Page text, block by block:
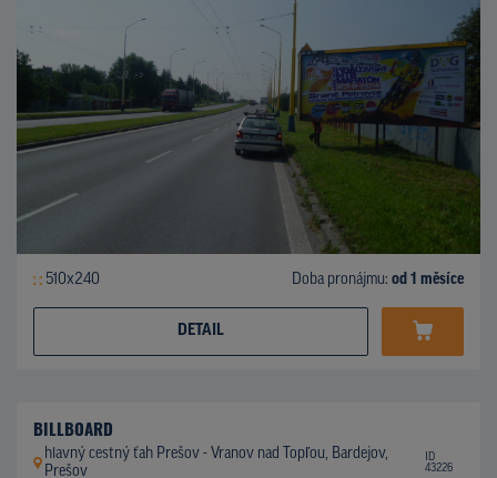
510x240 Doba pronájmu: od 1 měsíce
DETAIL
BILLBOARD
hlavný cestný ťah Prešov - Vranov nad Topľou, Bardejov,
Prešov
ID
43226